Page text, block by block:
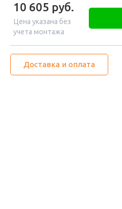
10 605 руб.
Цена указана без
учета монтажа
Доставка и оплата